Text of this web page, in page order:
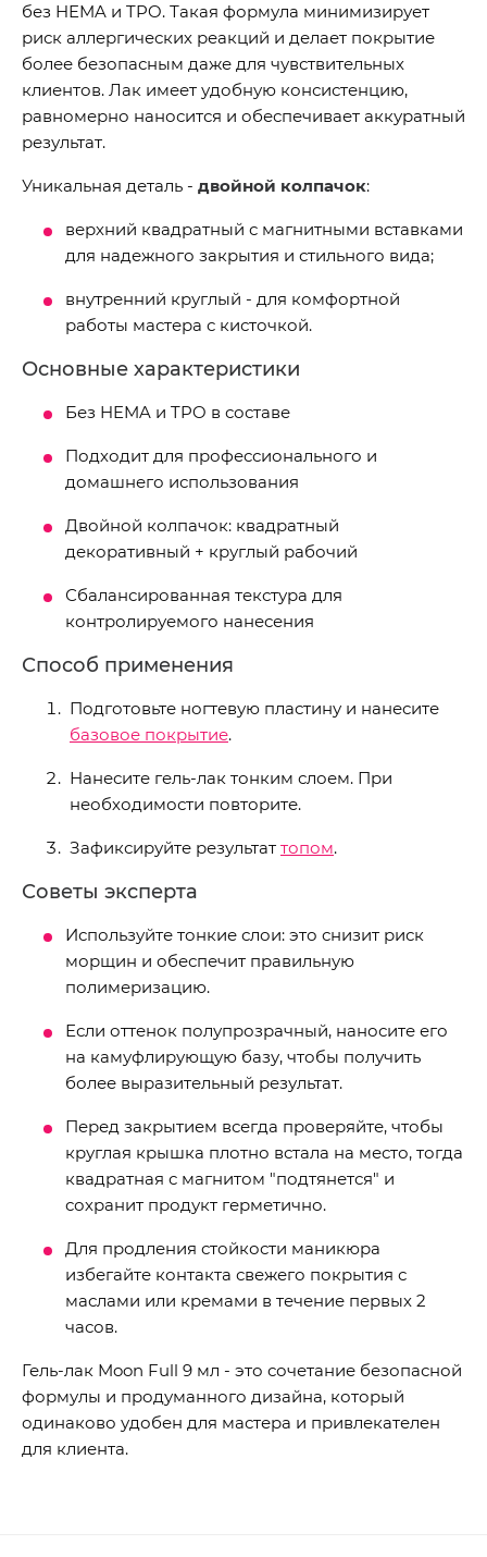
без HEMA и TPO. Такая формула минимизирует
риск аллергических реакций и делает покрытие
более безопасным даже для чувствительных
клиентов. Лак имеет удобную консистенцию,
равномерно наносится и обеспечивает аккуратный
результат.
Уникальная деталь - двойной колпачок:
верхний квадратный с магнитными вставками
для надежного закрытия и стильного вида;
внутренний круглый - для комфортной
работы мастера с кисточкой.
Основные характеристики
Без HEMA и TPO в составе
Подходит для профессионального и
домашнего использования
Двойной колпачок: квадратный
декоративный + круглый рабочий
Сбалансированная текстура для
контролируемого нанесения
Способ применения
Подготовьте ногтевую пластину и нанесите
базовое покрытие.
Нанесите гель-лак тонким слоем. При
необходимости повторите.
Зафиксируйте результат топом.
Советы эксперта
Используйте тонкие слои: это снизит риск
морщин и обеспечит правильную
полимеризацию.
Если оттенок полупрозрачный, наносите его
на камуфлирующую базу, чтобы получить
более выразительный результат.
Перед закрытием всегда проверяйте, чтобы
круглая крышка плотно встала на место, тогда
квадратная с магнитом "подтянется" и
сохранит продукт герметично.
Для продления стойкости маникюра
избегайте контакта свежего покрытия с
маслами или кремами в течение первых 2
часов.
Гель-лак Moon Full 9 мл - это сочетание безопасной
формулы и продуманного дизайна, который
одинаково удобен для мастера и привлекателен
для клиента.